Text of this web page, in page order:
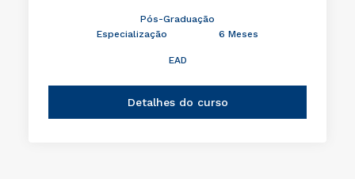
Pós-Graduação
Especialização
6 Meses
EAD
Detalhes do curso